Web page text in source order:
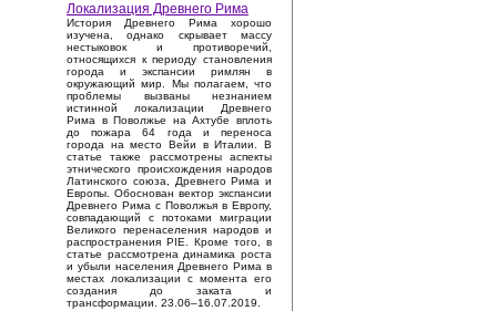
Локализация Древнего Рима
История Древнего Рима хорошо
изучена, однако скрывает массу
нестыковок и противоречий,
относящихся к периоду становления
города и экспансии римлян в
окружающий мир. Мы полагаем, что
проблемы вызваны незнанием
истинной локализации Древнего
Рима в Поволжье на Ахтубе вплоть
до пожара 64 года и переноса
города на место Вейи в Италии. В
статье также рассмотрены аспекты
этнического происхождения народов
Латинского союза, Древнего Рима и
Европы. Обоснован вектор экспансии
Древнего Рима с Поволжья в Европу,
совпадающий с потоками миграции
Великого перенаселения народов и
распространения PIE. Кроме того, в
статье рассмотрена динамика роста
и убыли населения Древнего Рима в
местах локализации с момента его
создания до заката и
трансформации. 23.06–16.07.2019.